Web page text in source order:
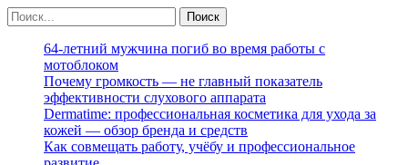
64-летний мужчина погиб во время работы с
мотоблоком
Почему громкость — не главный показатель
эффективности слухового аппарата
Dermatime: профессиональная косметика для ухода за
кожей — обзор бренда и средств
Как совмещать работу, учёбу и профессиональное